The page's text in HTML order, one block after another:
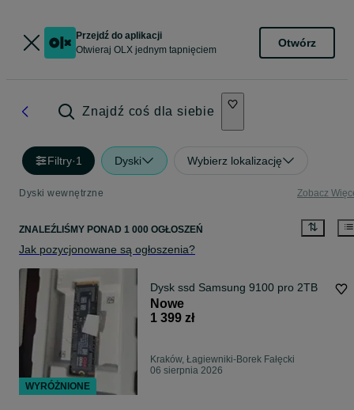
Przejdź do aplikacji
Otwieraj OLX jednym tapnięciem
Otwórz
Znajdź coś dla siebie
Filtry·1 Dyski Wybierz lokalizację
Dyski wewnętrzne Zobacz
ZNALEŹLIŚMY PONAD 1 000 OGŁOSZEŃ
Jak pozycjonowane są ogłoszenia?
Dysk ssd Samsung 9100 pro 2TB
Nowe
1 399 zł
Kraków, Łagiewniki-Borek Fałęcki
06 sierpnia 2026
WYRÓŻNIONE